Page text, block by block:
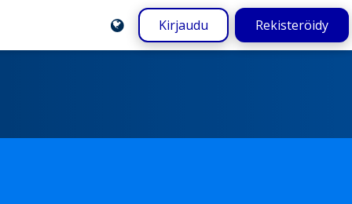
Kirjaudu Rekisteröidy